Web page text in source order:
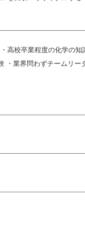
高校卒業程度の化学の
業界問わずチームリ